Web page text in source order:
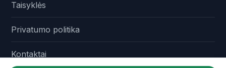
Taisyklės
Privatumo politika
Kontaktai